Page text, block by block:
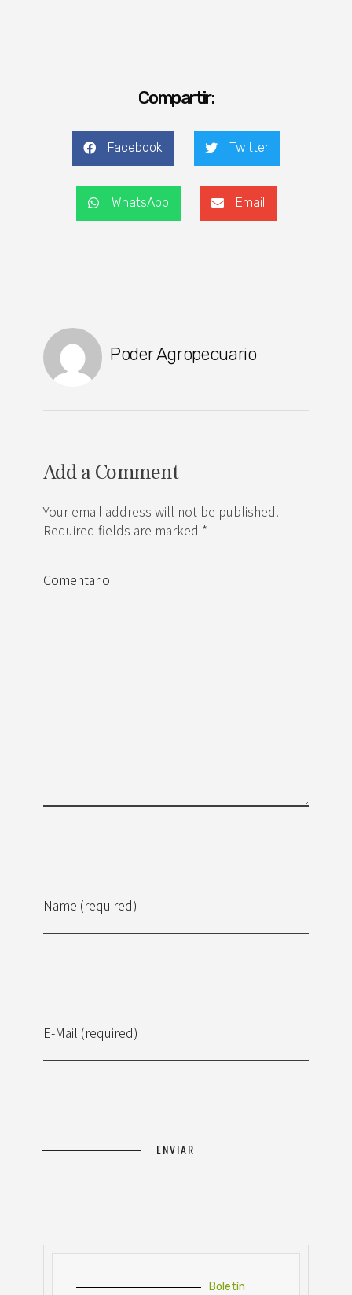
Compartir:
Facebook Twitter
WhatsApp Email
Poder Agropecuario
Add a Comment
Your email address will not be published.
Required fields are marked *
Name (required)
E-Mail (required)
Comentario
Boletín